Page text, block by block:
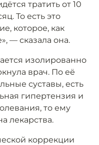
тратить от 10
То есть это
которое, как
— сказала она.
изолированно
врач. По её
суставы, есть
гипертензия и
то ему
лекарства.
коррекции